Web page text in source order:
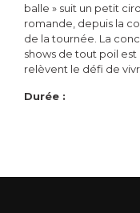
balle » suit un petit
romande, depuis la
de la tournée. La
shows de tout poil est
relèvent le défi de
Durée :